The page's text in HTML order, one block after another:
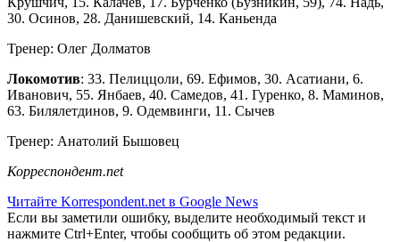
30. Осинов, 28. Данишевский, 14. Каньенда
Тренер: Олег Долматов
Локомотив: 33. Пелиццоли, 69. Ефимов, 30. Асатиани, 6.
Иванович, 55. Янбаев, 40. Самедов, 41. Гуренко, 8. Маминов,
63. Билялетдинов, 9. Одемвинги, 11. Сычев
Тренер: Анатолий Бышовец
Корреспондент.net
Читайте Korrespondent.net в Google News
Если вы заметили ошибку, выделите необходимый текст и
нажмите Ctrl+Enter, чтобы сообщить об этом редакции.